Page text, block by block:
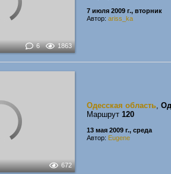
6 1863
7 июля 2009 г., вторник
Автор: ariss_ka
672
Одесская область,
Маршрут 120
13 мая 2009 г., среда
Автор: Eugene